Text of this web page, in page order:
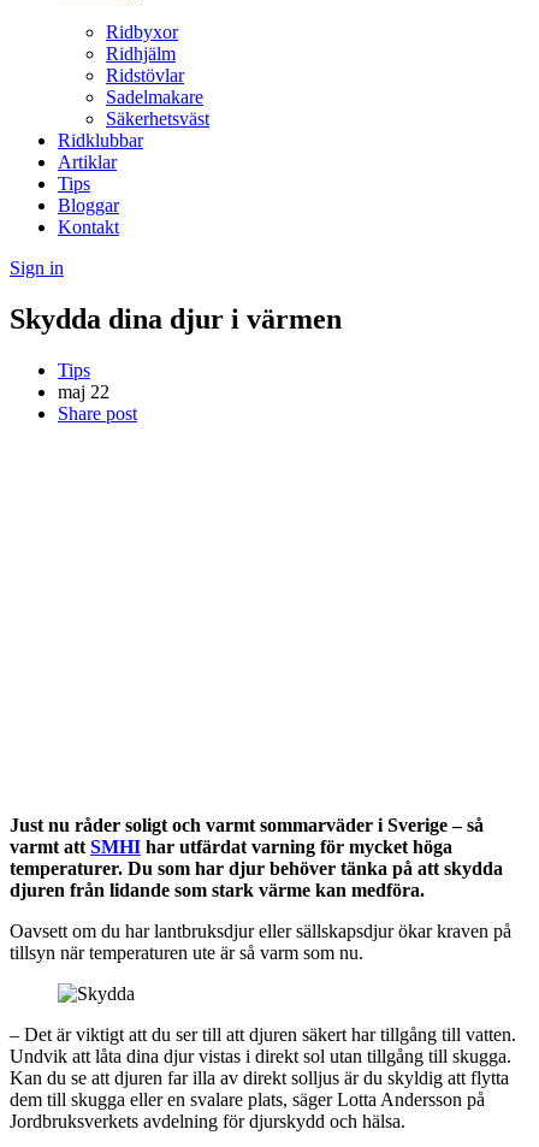
Ridbyxor
Ridhjälm
Ridstövlar
Sadelmakare
Säkerhetsväst
Ridklubbar
Artiklar
Tips
Bloggar
Kontakt
Sign in
Skydda dina djur i värmen
Tips
maj 22
Share post
Just nu råder soligt och varmt sommarväder i Sverige – så
varmt att SMHI har utfärdat varning för mycket höga
temperaturer. Du som har djur behöver tänka på att skydda
djuren från lidande som stark värme kan medföra.
Oavsett om du har lantbruksdjur eller sällskapsdjur ökar kraven på
tillsyn när temperaturen ute är så varm som nu.
– Det är viktigt att du ser till att djuren säkert har tillgång till vatten.
Undvik att låta dina djur vistas i direkt sol utan tillgång till skugga.
Kan du se att djuren far illa av direkt solljus är du skyldig att flytta
dem till skugga eller en svalare plats, säger Lotta Andersson på
Jordbruksverkets avdelning för djurskydd och hälsa.